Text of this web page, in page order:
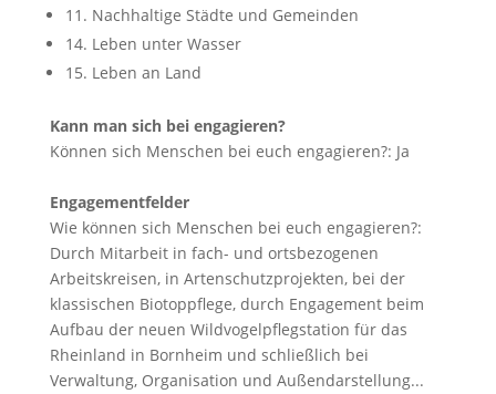
11. Nachhaltige Städte und Gemeinden
14. Leben unter Wasser
15. Leben an Land
Kann man sich bei engagieren?
Können sich Menschen bei euch engagieren?: Ja
Engagementfelder
Wie können sich Menschen bei euch engagieren?:
Durch Mitarbeit in fach- und ortsbezogenen
Arbeitskreisen, in Artenschutzprojekten, bei der
klassischen Biotoppflege, durch Engagement beim
Aufbau der neuen Wildvogelpflegstation für das
Rheinland in Bornheim und schließlich bei
Verwaltung, Organisation und Außendarstellung...